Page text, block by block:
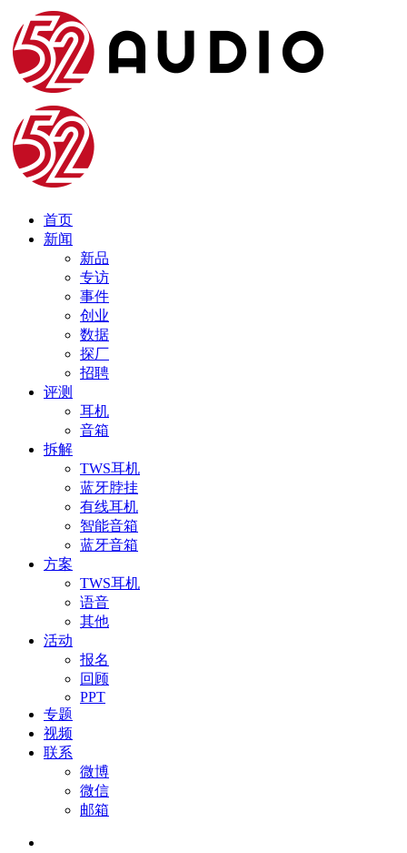
首页
新闻
新品
专访
事件
创业
数据
探厂
招聘
评测
耳机
音箱
拆解
TWS耳机
蓝牙脖挂
有线耳机
智能音箱
蓝牙音箱
方案
TWS耳机
语音
其他
活动
报名
回顾
PPT
专题
视频
联系
微博
微信
邮箱